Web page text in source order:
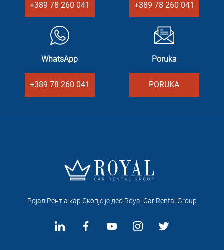
+389 78 260 041 +389 78 260 041
WhatsApp
+389 78 260 041
Poruka
PORUKA
Ројал Рент а кар Скопје je део Royal Car Rental Group